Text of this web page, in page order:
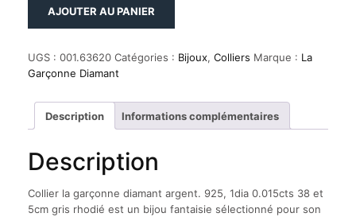
garçonne
diamant
925,
1dia
38
5cm
gris
AJOUTER AU PANIER
UGS : 001.63620 Catégories : Bijoux, Colliers Marque : La
Garçonne Diamant
Description Informations complémentaires
Description
Collier la garçonne diamant argent. 925, 1dia 0.015cts 38 et
5cm gris rhodié est un bijou fantaisie sélectionné pour son